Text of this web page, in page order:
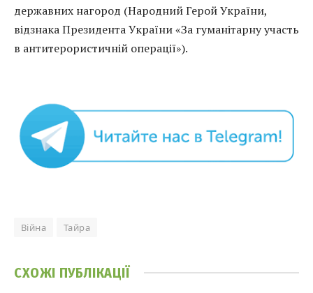
державних нагород (Народний Герой України,
відзнака Президента України «За гуманітарну участь
в антитерористичній операції»).
Війна Тайра
СХОЖІ ПУБЛІКАЦІЇ